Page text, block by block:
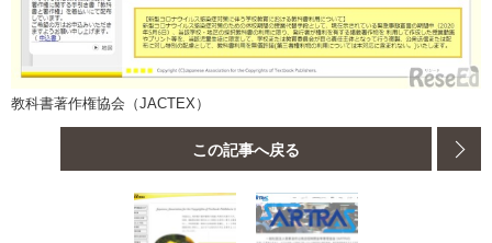
教科書著作権協会（JACTEX）
この記事へ戻る